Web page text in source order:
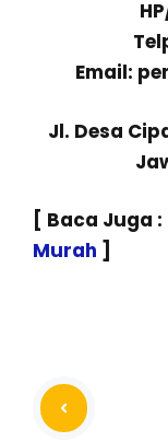
Email:
Jl. Desa
[ Baca Juga :
Murah ]